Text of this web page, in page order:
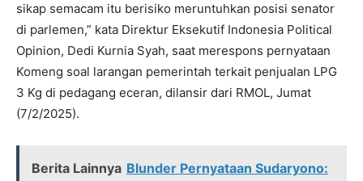
sikap semacam itu berisiko meruntuhkan posisi senator
di parlemen,” kata Direktur Eksekutif Indonesia Political
Opinion, Dedi Kurnia Syah, saat merespons pernyataan
Komeng soal larangan pemerintah terkait penjualan LPG
3 Kg di pedagang eceran, dilansir dari RMOL, Jumat
(7/2/2025).
Berita Lainnya Blunder Pernyataan Sudaryono: